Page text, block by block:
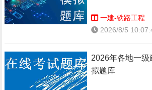
一建-铁路工程
2026/8/5
2026年各地一
拟题库